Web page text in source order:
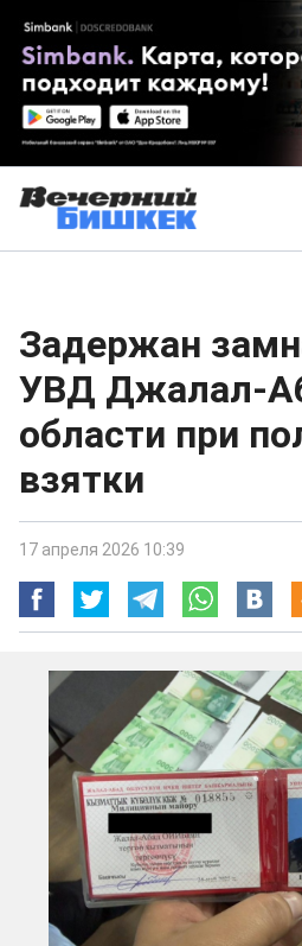
Задержан
УВД Джалал-
области при
взятки
17 апреля 2026 10:39